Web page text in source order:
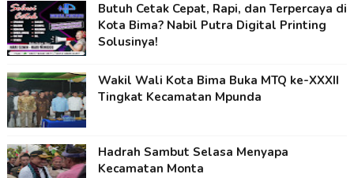
Butuh Cetak Cepat, Rapi, dan Terpercaya di
Kota Bima? Nabil Putra Digital Printing
Solusinya!
Wakil Wali Kota Bima Buka MTQ ke-XXXII
Tingkat Kecamatan Mpunda
Hadrah Sambut Selasa Menyapa
Kecamatan Monta